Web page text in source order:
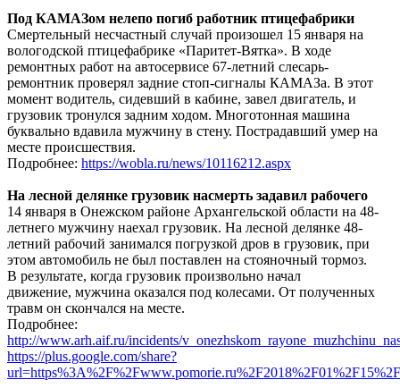
Под КАМАЗом нелепо погиб работник птицефабрики
Смертельный несчастный случай произошел 15 января на
вологодской птицефабрике «Паритет-Вятка». В ходе
ремонтных работ на автосервисе 67-летний слесарь-
ремонтник проверял задние стоп-сигналы КАМАЗа. В этот
момент водитель, сидевший в кабине, завел двигатель, и
грузовик тронулся задним ходом. Многотонная машина
буквально вдавила мужчину в стену. Пострадавший умер на
месте происшествия.
Подробнее: https://wobla.ru/news/10116212.aspx
На лесной делянке грузовик насмерть задавил рабочего
14 января в Онежском районе Архангельской области на 48-
летнего мужчину наехал грузовик. На лесной делянке 48-
летний рабочий занимался погрузкой дров в грузовик, при
этом автомобиль не был поставлен на стояночный тормоз.
В результате, когда грузовик произвольно начал
движение, мужчина оказался под колесами. От полученных
травм он скончался на месте.
Подробнее:
http://www.arh.aif.ru/incidents/
https://plus.google.com/share?